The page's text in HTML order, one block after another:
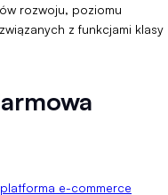
rozwoju, poziomu
z funkcjami klasy
platforma e-commerce